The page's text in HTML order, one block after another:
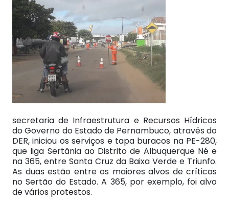
secretaria de Infraestrutura e Recursos Hídricos
do Governo do Estado de Pernambuco, através do
DER, iniciou os serviços e tapa buracos na PE-280,
que liga Sertânia ao Distrito de Albuquerque Né e
na 365, entre Santa Cruz da Baixa Verde e Triunfo.
As duas estão entre os maiores alvos de críticas
no Sertão do Estado. A 365, por exemplo, foi alvo
de vários protestos.